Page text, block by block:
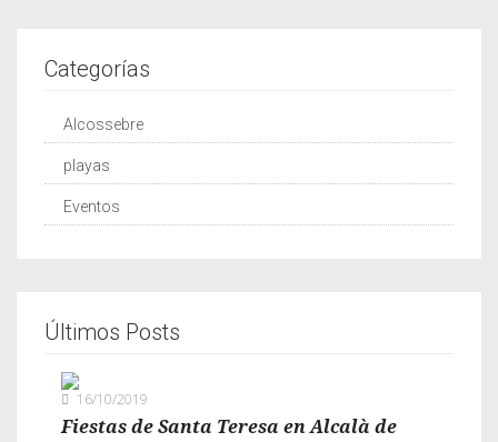
Categorías
Alcossebre
playas
Eventos
Últimos Posts
16/10/2019
Fiestas de Santa Teresa en Alcalà de